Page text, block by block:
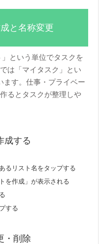
と名称変更
という単位でタスクを
は「マイタスク」とい
ます。仕事・プライベー
るとタスクが整理しや
成する
るリスト名をタップする
を作成」が表示される
する
・削除